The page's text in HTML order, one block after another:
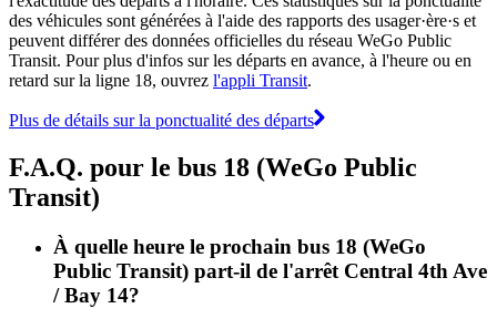
des véhicules sont générées à l'aide des rapports des usager·ère·s et
peuvent différer des données officielles du réseau WeGo Public
Transit. Pour plus d'infos sur les départs en avance, à l'heure ou en
retard sur la ligne 18, ouvrez l'appli Transit.
Plus de détails sur la ponctualité des départs
F.A.Q. pour le bus 18 (WeGo Public
Transit)
À quelle heure le prochain bus 18 (WeGo
Public Transit) part-il de l'arrêt Central 4th Ave
/ Bay 14?